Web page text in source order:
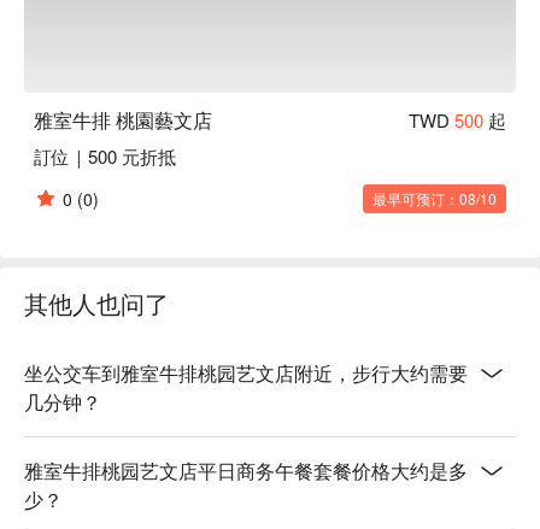
雅室牛排 桃園藝文店 TWD 500 起
訂位｜500 元折抵
0 (0) 最早可预订：08/10
其他人也问了
坐公交车到雅室牛排桃园艺文店附近，步行大约需要
几分钟？
雅室牛排桃园艺文店平日商务午餐套餐价格大约是多
少？